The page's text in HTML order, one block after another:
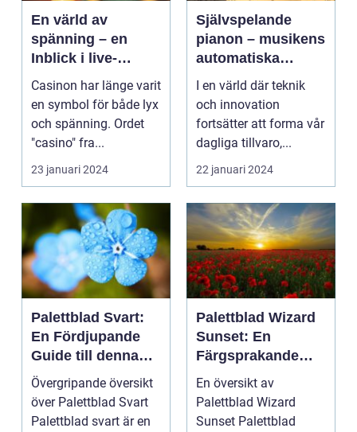
En värld av
spänning – en
Inblick i live-
casino
Casinon har länge varit
en symbol för både lyx
och spänning. Ordet
"casino" fra...
23 januari 2024
Självspelande
pianon – musikens
automatiska
framtid
I en värld där teknik
och innovation
fortsätter att forma vår
dagliga tillvaro,...
22 januari 2024
Palettblad Svart:
En Fördjupande
Guide till denna
Mörka Skönhet
Övergripande översikt
över Palettblad Svart
Palettblad svart är en
Palettblad Wizard
Sunset: En
Färgsprakande
Skatt för
Trädgårdsentusias
ter
En översikt av
Palettblad Wizard
Sunset Palettblad